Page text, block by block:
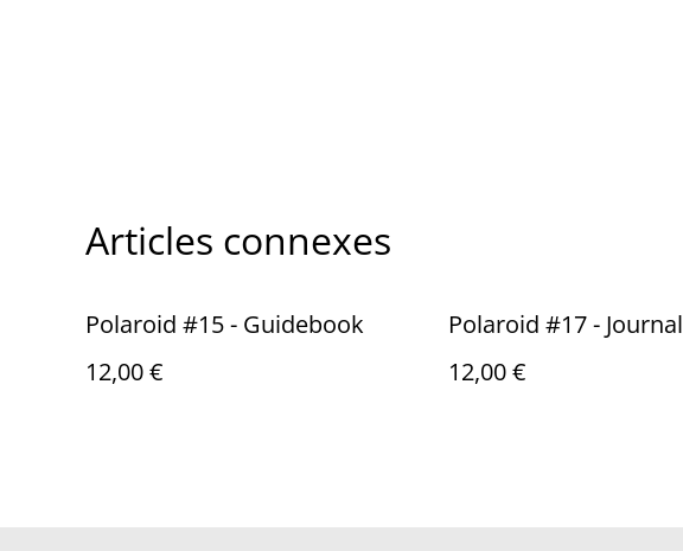
Articles connexes
Polaroid #15 - Guidebook
12,00 €
Polaroid #17 - Journal
12,00 €